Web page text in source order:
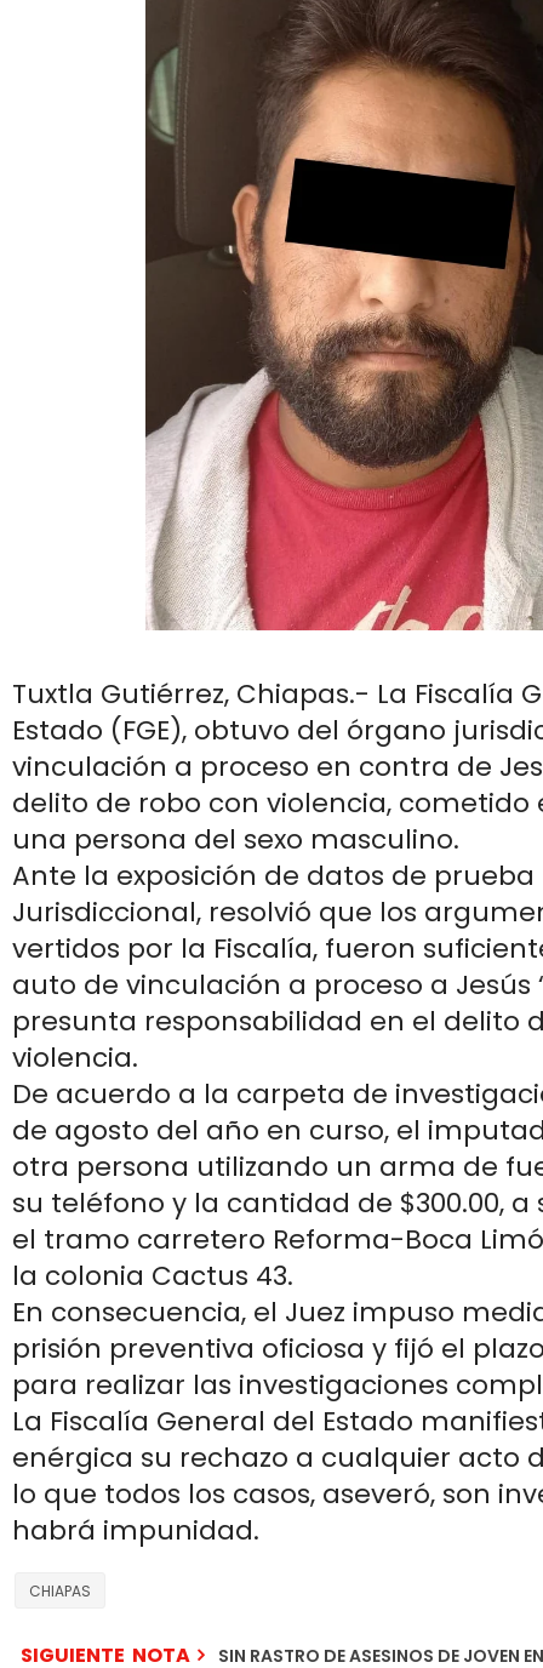
Tuxtla Gutiérrez, Chiapas.- La Fiscalía
Estado (FGE), obtuvo del órgano
vinculación a proceso en contra de
delito de robo con violencia, cometido
una persona del sexo masculino.
Ante la exposición de datos de
Jurisdiccional, resolvió que los
vertidos por la Fiscalía, fueron
auto de vinculación a proceso a Jesús
presunta responsabilidad en el delito
violencia.
De acuerdo a la carpeta de
de agosto del año en curso, el
otra persona utilizando un arma de
su teléfono y la cantidad de $300.00,
el tramo carretero Reforma-Boca
la colonia Cactus 43.
En consecuencia, el Juez impuso
prisión preventiva oficiosa y fijó el
para realizar las investigaciones
La Fiscalía General del Estado
enérgica su rechazo a cualquier acto
lo que todos los casos, aseveró, son
habrá impunidad.
CHIAPAS
SIGUIENTE NOTA SIN RASTRO DE ASESINOS DE JOVEN